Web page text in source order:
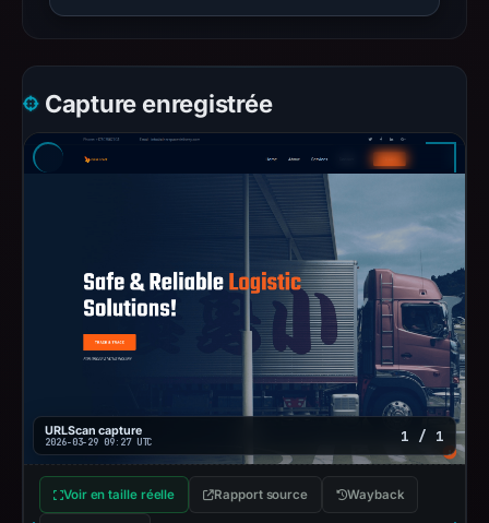
Capture enregistrée
URLScan capture
2026-03-29 09:27 UTC 1 / 1
Voir en taille réelle Rapport source Wayback